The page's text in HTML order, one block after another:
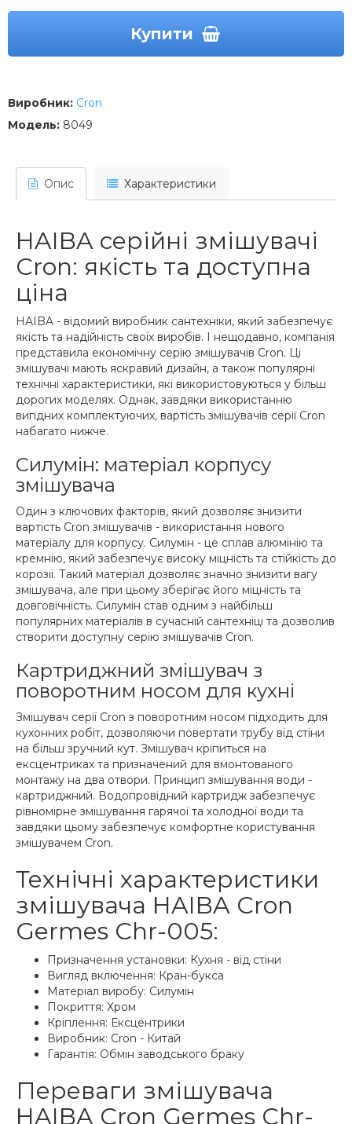
Купити
Виробник: Cron
Модель: 8049
Опис Характеристики
HAIBA серійні змішувачі
Cron: якість та доступна
ціна
HAIBA - відомий виробник сантехніки, який забезпечує
якість та надійність своїх виробів. І нещодавно, компанія
представила економічну серію змішувачів Cron. Ці
змішувачі мають яскравий дизайн, а також популярні
технічні характеристики, які використовуються у більш
дорогих моделях. Однак, завдяки використанню
вигідних комплектуючих, вартість змішувачів серії Cron
набагато нижче.
Силумін: матеріал корпусу
змішувача
Один з ключових факторів, який дозволяє знизити
вартість Cron змішувачів - використання нового
матеріалу для корпусу. Силумін - це сплав алюмінію та
кремнію, який забезпечує високу міцність та стійкість до
корозії. Такий матеріал дозволяє значно знизити вагу
змішувача, але при цьому зберігає його міцність та
довговічність. Силумін став одним з найбільш
популярних матеріалів в сучасній сантехніці та дозволив
створити доступну серію змішувачів Cron.
Картриджний змішувач з
поворотним носом для кухні
Змішувач серії Cron з поворотним носом підходить для
кухонних робіт, дозволяючи повертати трубу від стіни
на більш зручний кут. Змішувач кріпиться на
ексцентриках та призначений для вмонтованого
монтажу на два отвори. Принцип змішування води -
картриджний. Водопровідний картридж забезпечує
рівномірне змішування гарячої та холодної води та
завдяки цьому забезпечує комфортне користування
змішувачем Cron.
Технічні характеристики
змішувача HAIBA Cron
Germes Chr-005:
Призначення установки: Кухня - від стіни
Вигляд включення: Кран-букса
Матеріал виробу: Силумін
Покриття: Хром
Кріплення: Ексцентрики
Виробник: Cron - Китай
Гарантія: Обмін заводського браку
Переваги змішувача
HAIBA Cron Germes Chr-